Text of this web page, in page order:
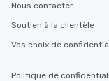
Nous contacter
Soutien à la clientèle
Vos choix de
Politique de